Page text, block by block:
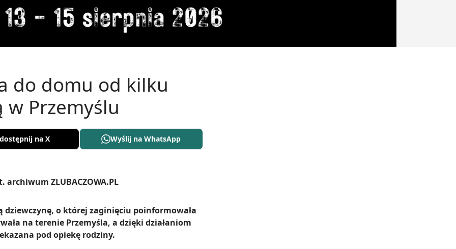
do domu od kilku
Przemyślu
na X Wyślij na WhatsApp
o której zaginięciu poinformowała
na terenie Przemyśla, a dzięki działaniom
pod opiekę rodziny.